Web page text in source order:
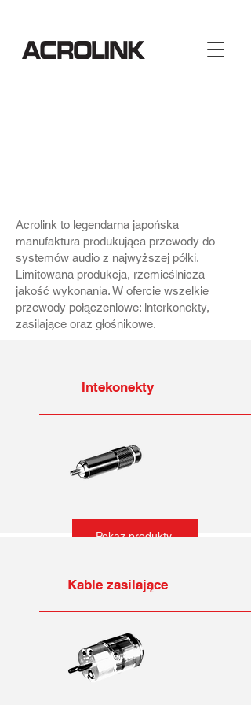
Acrolink to legendarna japońska
manufaktura produkująca przewody do
systemów audio z najwyższej półki.
Limitowana produkcja, rzemieślnicza
jakość wykonania. W ofercie wszelkie
przewody połączeniowe: interkonekty,
zasilające oraz głośnikowe.
Intekonekty
Pokaż produkty
Kable zasilające